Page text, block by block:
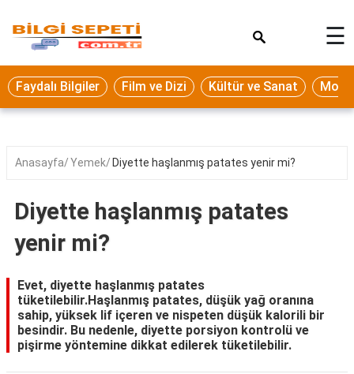
Eğitim
Ekonomi
Seyahat
Oyun
Yaşam
Hukuk
Blog
☰
Faydalı Bilgiler Film ve Dizi Kültür ve Sanat
Anasayfa Yemek Diyette haşlanmış patates yenir mi?
Diyette haşlanmış patates
yenir mi?
Evet, diyette haşlanmış patates
tüketilebilir.Haşlanmış patates, düşük yağ oranına
sahip, yüksek lif içeren ve nispeten düşük kalorili bir
besindir. Bu nedenle, diyette porsiyon kontrolü ve
pişirme yöntemine dikkat edilerek tüketilebilir.